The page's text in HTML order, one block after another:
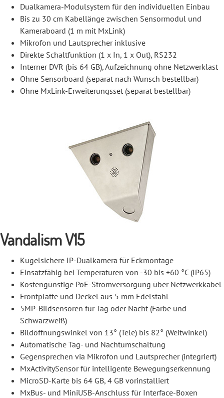
Dualkamera-Modulsystem für den individuellen Einbau
Bis zu 30 cm Kabellänge zwischen Sensormodul und
Kameraboard (1 m mit MxLink)
Mikrofon und Lautsprecher inklusive
Direkte Schaltfunktion (1 x In, 1 x Out), RS232
Interner DVR (bis 64 GB), Aufzeichnung ohne Netzwerklast
Ohne Sensorboard (separat nach Wunsch bestellbar)
Ohne MxLink-Erweiterungsset (separat bestellbar)
Vandalism V15
Kugelsichere IP-Dualkamera für Eckmontage
Einsatzfähig bei Temperaturen von -30 bis +60 °C (IP65)
Kostengünstige PoE-Stromversorgung über Netzwerkkabel
Frontplatte und Deckel aus 5 mm Edelstahl
5MP-Bildsensoren für Tag oder Nacht (Farbe und
Schwarzweiß)
Bildöffnungswinkel von 13° (Tele) bis 82° (Weitwinkel)
Automatische Tag- und Nachtumschaltung
Gegensprechen via Mikrofon und Lautsprecher (integriert)
MxActivitySensor für intelligente Bewegungserkennung
MicroSD-Karte bis 64 GB, 4 GB vorinstalliert
MxBus- und MiniUSB-Anschluss für Interface-Boxen